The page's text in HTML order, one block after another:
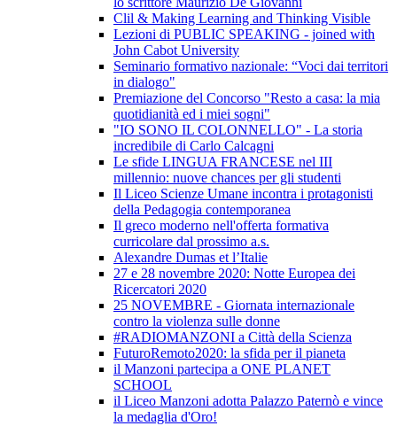
Clil & Making Learning and Thinking Visible
Lezioni di PUBLIC SPEAKING - joined with
John Cabot University
Seminario formativo nazionale: “Voci dai territori
in dialogo"
Premiazione del Concorso "Resto a casa: la mia
quotidianità ed i miei sogni"
"IO SONO IL COLONNELLO" - La storia
incredibile di Carlo Calcagni
Le sfide LINGUA FRANCESE nel III
millennio: nuove chances per gli studenti
Il Liceo Scienze Umane incontra i protagonisti
della Pedagogia contemporanea
Il greco moderno nell'offerta formativa
curricolare dal prossimo a.s.
Alexandre Dumas et l’Italie
27 e 28 novembre 2020: Notte Europea dei
Ricercatori 2020
25 NOVEMBRE - Giornata internazionale
contro la violenza sulle donne
#RADIOMANZONI a Città della Scienza
FuturoRemoto2020: la sfida per il pianeta
il Manzoni partecipa a ONE PLANET
SCHOOL
il Liceo Manzoni adotta Palazzo Paternò e vince
la medaglia d'Oro!